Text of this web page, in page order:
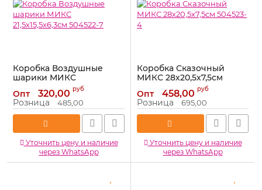
Коробка Воздушные
шарики МИКС
21,5х15,5х6,3см 504522-7
Артикул: 504522-7
Опт 320,00 руб
Розница 485,00
Уточнить цену и наличие
через WhatsApp
Коробка Сказочный
МИКС 28х20,5х7,5см
Артикул: 504523-4
Опт 458,00 руб
Розница 695,00
Уточнить цену и наличие
через WhatsApp